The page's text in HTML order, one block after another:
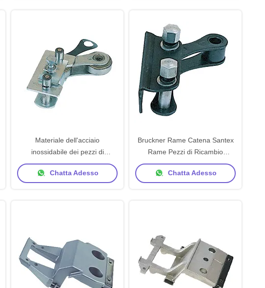
Materiale dell'acciaio
inossidabile dei pezzi di
ricambio della macchina della
rameuse a catena della
Chatta Adesso
Bruckner Rame Catena Santex
Rame Pezzi di Ricambio
Macchina
Chatta Adesso